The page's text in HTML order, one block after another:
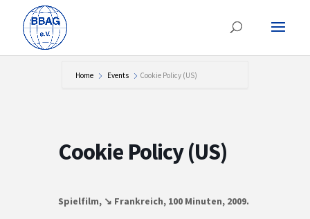
Home Events Cookie Policy (US)
Cookie Policy (US)
Spielfilm, ↘ Frankreich, 100 Minuten, 2009.